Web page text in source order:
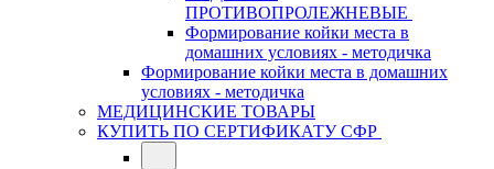
ПРОТИВОПРОЛЕЖНЕВЫЕ
Формирование койки места в
домашних условиях - методичка
Формирование койки места в домашних
условиях - методичка
МЕДИЦИНСКИЕ ТОВАРЫ
КУПИТЬ ПО СЕРТИФИКАТУ СФР